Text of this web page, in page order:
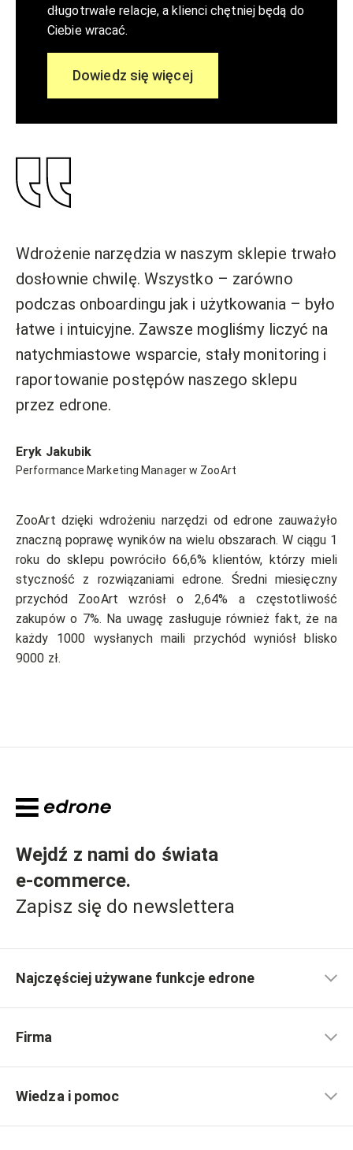
długotrwałe relacje, a klienci chętniej będą do
Ciebie wracać.
Dowiedz się więcej
Wdrożenie narzędzia w naszym sklepie trwało
dosłownie chwilę. Wszystko – zarówno
podczas onboardingu jak i użytkowania – było
łatwe i intuicyjne. Zawsze mogliśmy liczyć na
natychmiastowe wsparcie, stały monitoring i
raportowanie postępów naszego sklepu
przez edrone.
Eryk Jakubik
Performance Marketing Manager w ZooArt
ZooArt dzięki wdrożeniu narzędzi od edrone zauważyło
znaczną poprawę wyników na wielu obszarach. W ciągu 1
roku do sklepu powróciło 66,6% klientów, którzy mieli
styczność z rozwiązaniami edrone. Średni miesięczny
przychód ZooArt wzrósł o 2,64% a częstotliwość
zakupów o 7%. Na uwagę zasługuje również fakt, że na
każdy 1000 wysłanych maili przychód wyniósł blisko
9000 zł.
Wejdź z nami do świata
e-commerce.
Zapisz się do newslettera
Najczęściej używane funkcje edrone
Firma
Wiedza i pomoc